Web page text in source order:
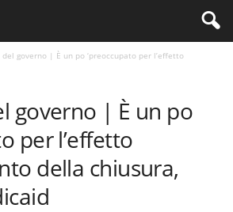
del governo | È un po ‘preoccupato per l’effetto
governo | È un po
per l’effetto
della chiusura,